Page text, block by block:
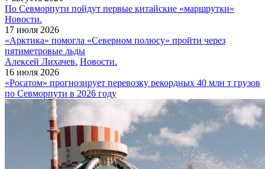
По Севморпути пойдут первые китайские «маршрутки»
Новости.
17 июля 2026
«Арктика» помогла «Северном полюсу» пройти через
пятиметровые льды
Алексей Лихачев. Новости.
16 июля 2026
«Росатом» прогнозирует перевозку рекордных 40 млн т грузов
по Севморпути в 2026 году